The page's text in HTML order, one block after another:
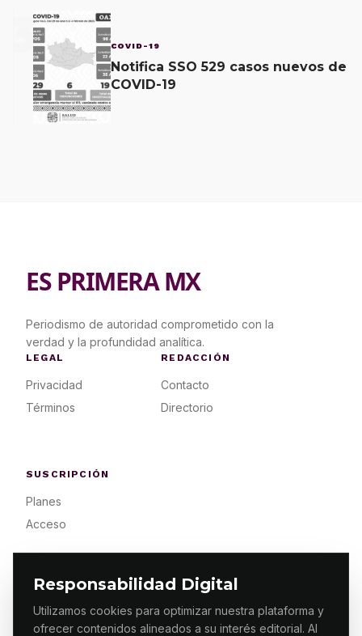
Responsabilidad Digital
Utilizamos cookies para optimizar nuestra plataforma y
ofrecer contenidos alineados a su interés editorial. Al
3 COVID-19
Notifica SSO 529 casos nuevos de
COVID-19
ES PRIMERA MX
Periodismo de autoridad comprometido con la
verdad y la profundidad analítica.
LEGAL
Privacidad
Términos
REDACCIÓN
Contacto
Directorio
SUSCRIPCIÓN
Planes
Acceso
© 2026 ES PRIMERA MX. ALGUNOS DERECHOS